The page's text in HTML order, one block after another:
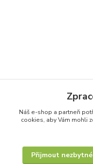
Náš e-shop a partneři
cookies, aby Vám mohli
Přijmout nezbytné